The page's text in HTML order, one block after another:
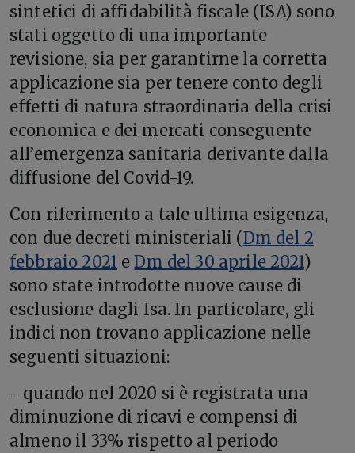
sintetici di affidabilità fiscale (ISA) sono
stati oggetto di una importante
revisione, sia per garantirne la corretta
applicazione sia per tenere conto degli
effetti di natura straordinaria della crisi
economica e dei mercati conseguente
all’emergenza sanitaria derivante dalla
diffusione del Covid-19.
Con riferimento a tale ultima esigenza,
con due decreti ministeriali (Dm del 2
febbraio 2021 eDm del 30 aprile 2021)
sono state introdotte nuove cause di
esclusione dagli Isa. In particolare, gli
indici non trovano applicazione nelle
seguenti situazioni:
- quando nel 2020 si è registrata una
diminuzione di ricavi e compensi di
almeno il 33% rispetto al periodo